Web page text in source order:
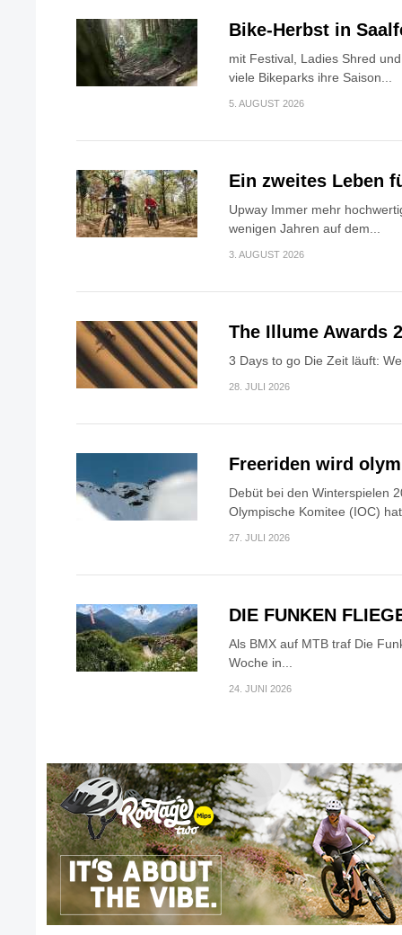
Bike-Herbst in
mit Festival, Ladies Shred
viele Bikeparks ihre Saison...
5. AUGUST 2026
Ein zweites Leben
Upway Immer mehr
wenigen Jahren auf dem...
3. AUGUST 2026
The Illume Awards
3 Days to go Die Zeit läuft:
28. JULI 2026
Freeriden wird
Debüt bei den Winterspielen
Olympische Komitee (IOC)
27. JULI 2026
DIE FUNKEN
Als BMX auf MTB traf Die
Woche in...
24. JUNI 2026